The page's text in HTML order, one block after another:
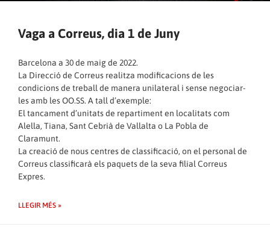
Vaga a Correus, dia 1 de Juny
Barcelona a 30 de maig de 2022.
La Direcció de Correus realitza modificacions de les
condicions de treball de manera unilateral i sense negociar-
les amb les OO.SS. A tall d’exemple:
El tancament d’unitats de repartiment en localitats com
Alella, Tiana, Sant Cebrià de Vallalta o La Pobla de
Claramunt.
La creació de nous centres de classificació, on el personal de
Correus classificarà els paquets de la seva filial Correus
Expres.
LLEGIR MÉS »